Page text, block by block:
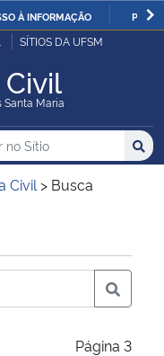
À INFORMAÇÃO
SÍTIOS DA UFSM
Santa Maria
no no Sítio
Civil > Busca
Página 3